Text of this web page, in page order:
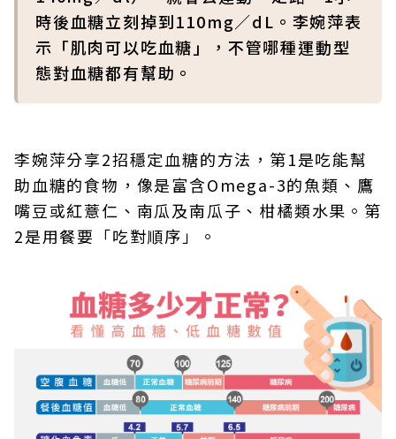
時後血糖立刻掉到110mg／dL。李婉萍表
示「肌肉可以吃血糖」，不管哪種運動型
態對血糖都有幫助。
李婉萍分享2招穩定血糖的方法，第1是吃能幫
助血糖的食物，像是富含Omega-3的魚類、鷹
嘴豆或紅薏仁、南瓜及南瓜子、柑橘類水果。第
2是用餐要「吃對順序」。